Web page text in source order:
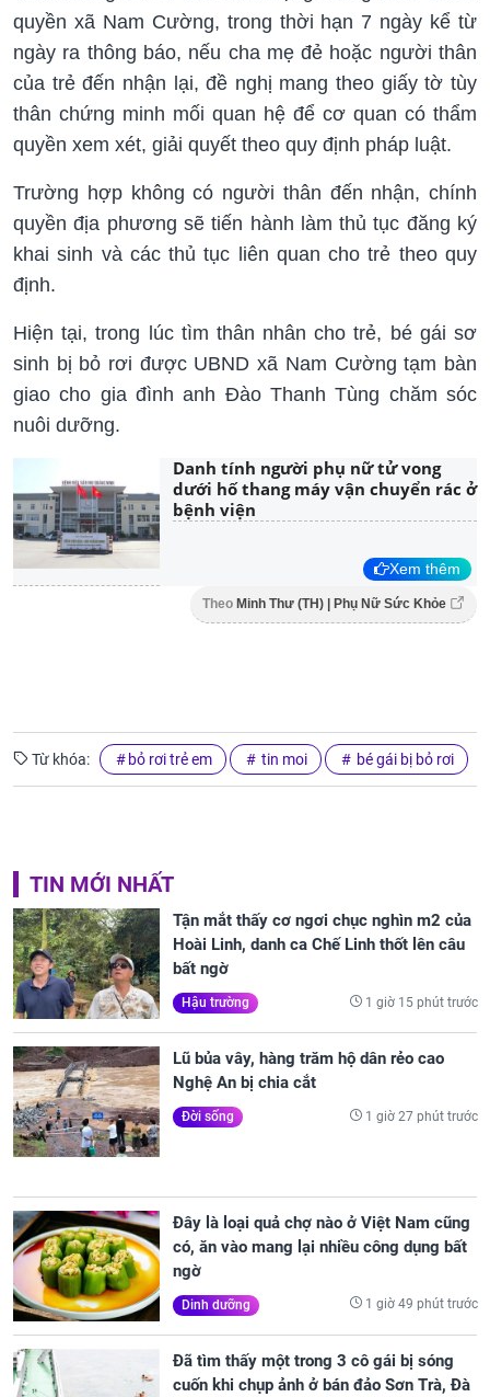
quyền xã Nam Cường, trong thời hạn 7 ngày kể từ
ngày ra thông báo, nếu cha mẹ đẻ hoặc người thân
của trẻ đến nhận lại, đề nghị mang theo giấy tờ tùy
thân chứng minh mối quan hệ để cơ quan có thẩm
quyền xem xét, giải quyết theo quy định pháp luật.
Trường hợp không có người thân đến nhận, chính
quyền địa phương sẽ tiến hành làm thủ tục đăng ký
khai sinh và các thủ tục liên quan cho trẻ theo quy
định.
Hiện tại, trong lúc tìm thân nhân cho trẻ, bé gái sơ
sinh bị bỏ rơi được UBND xã Nam Cường tạm bàn
giao cho gia đình anh Đào Thanh Tùng chăm sóc
nuôi dưỡng.
Danh tính người phụ nữ tử vong
dưới hố thang máy vận chuyển rác ở
bệnh viện
Xem thêm
Theo Minh Thư (TH) | Phụ Nữ Sức Khỏe
Từ khóa: bỏ rơi trẻ em tin moi bé gái bị bỏ rơi
TIN MỚI NHẤT
Tận mắt thấy cơ ngơi chục nghìn m2 của
Hoài Linh, danh ca Chế Linh thốt lên câu
bất ngờ
Hậu trường 1 giờ 15 phút trước
Lũ bủa vây, hàng trăm hộ dân rẻo cao
Nghệ An bị chia cắt
Đời sống 1 giờ 27 phút trước
Đây là loại quả chợ nào ở Việt Nam cũng
có, ăn vào mang lại nhiều công dụng bất
ngờ
Dinh dưỡng 1 giờ 49 phút trước
Đã tìm thấy một trong 3 cô gái bị sóng
cuốn khi chụp ảnh ở bán đảo Sơn Trà, Đà